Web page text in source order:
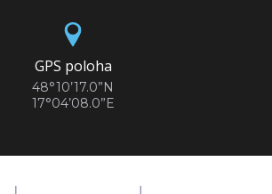
GPS poloha
48°10’17.0”N
17°04’08.0”E